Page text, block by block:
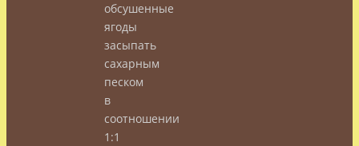
обсушенные
ягоды
засыпать
сахарным
песком
в
соотношении
1:1